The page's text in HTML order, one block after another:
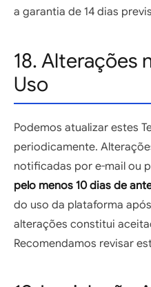
a garantia de 14 dias
18. Alterações
Uso
Podemos atualizar estes
periodicamente.
notificadas por e-mail ou
pelo menos 10 dias de
do uso da plataforma
alterações constitui
Recomendamos revisar